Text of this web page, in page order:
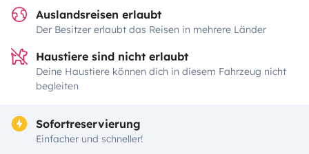
Auslandsreisen erlaubt
Der Besitzer erlaubt das Reisen in mehrere Länder
Haustiere sind nicht erlaubt
Deine Haustiere können dich in diesem Fahrzeug nicht
begleiten
Sofortreservierung
Einfacher und schneller!